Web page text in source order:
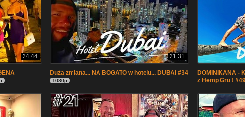
24:44 21:31
Duża zmiana... NA BOGATO w hotelu... DUBAI #34
1080p
DOMINIKANA -
z Hemp Gru ! #49